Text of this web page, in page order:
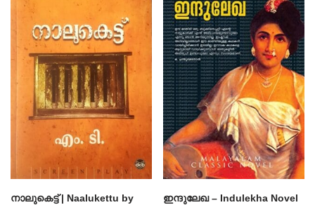
നാലുകെട്ട് | Naalukettu by
ഇന്ദുലേഖ – Indulekha Novel